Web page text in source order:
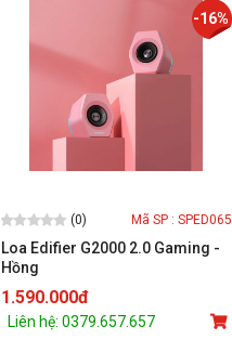
-16%
(0) Mã SP : SPED065
Loa Edifier G2000 2.0 Gaming -
Hồng
1.590.000đ
Liên hệ: 0379.657.657